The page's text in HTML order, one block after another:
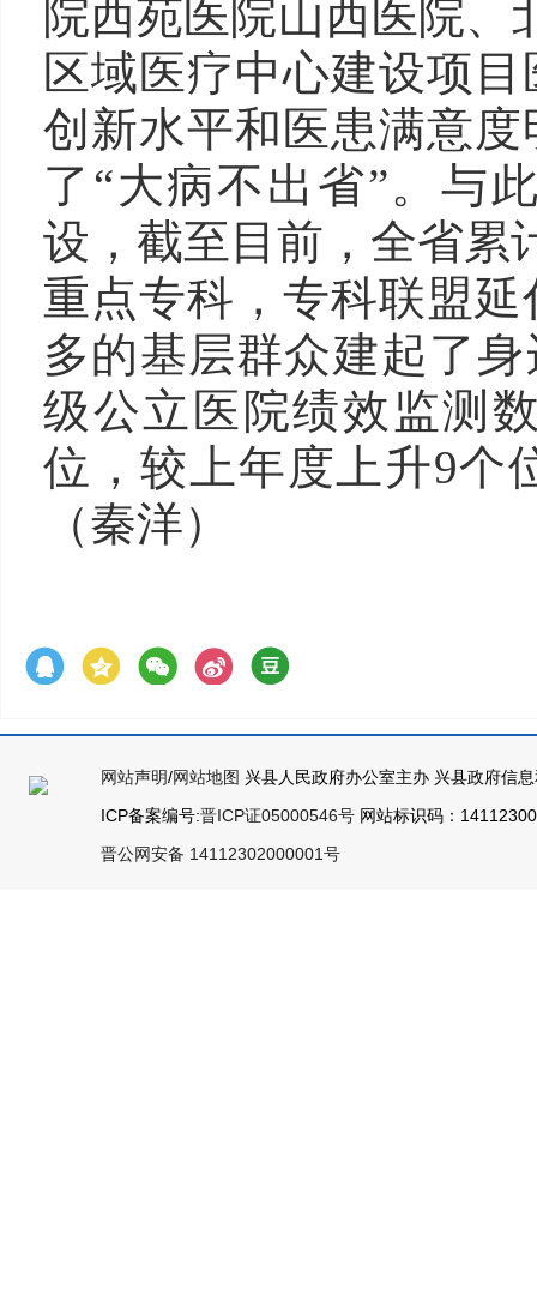
院西苑医院山西医院、
区域医疗中心建设项
创新水平和医患满意
了“大病不出省”。与
设，截至目前，全省累
重点专科，专科联盟
多的基层群众建起了
级公立医院绩效监测
位，较上年度上升9个
（秦洋）
网站声明/网站地图 兴县人民政府办公室主办 兴县政府信
ICP备案编号:晋ICP证05000546号 网站标识码：
晋公网安备 14112302000001号